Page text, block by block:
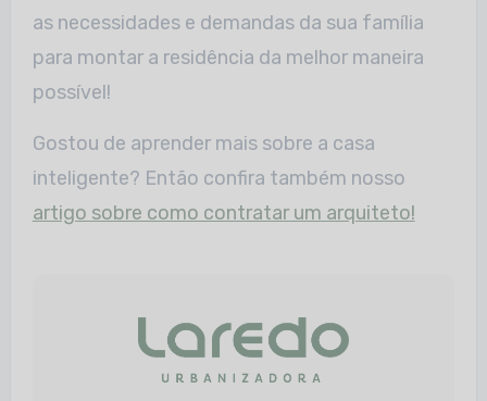
as necessidades e demandas da sua família
para montar a residência da melhor maneira
possível!
Gostou de aprender mais sobre a casa
inteligente? Então confira também nosso
artigo sobre como contratar um arquiteto!